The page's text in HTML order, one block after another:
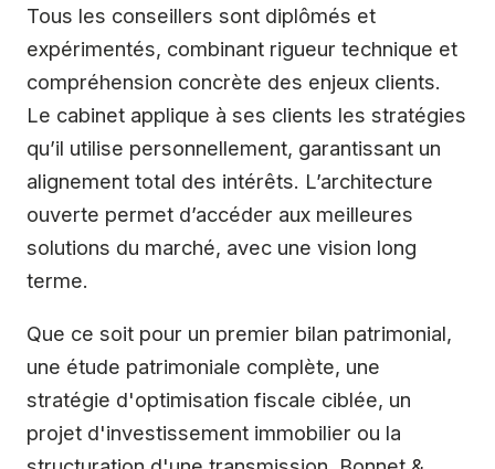
Tous les conseillers sont diplômés et
expérimentés, combinant rigueur technique et
compréhension concrète des enjeux clients.
Le cabinet applique à ses clients les stratégies
qu’il utilise personnellement, garantissant un
alignement total des intérêts. L’architecture
ouverte permet d’accéder aux meilleures
solutions du marché, avec une vision long
terme.
Que ce soit pour un premier bilan patrimonial,
une étude patrimoniale complète, une
stratégie d'optimisation fiscale ciblée, un
projet d'investissement immobilier ou la